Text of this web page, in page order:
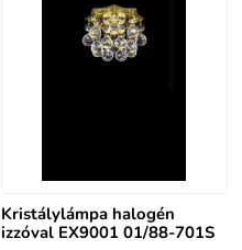
Kristálylámpa halogén
izzóval EX9001 01/88-701S